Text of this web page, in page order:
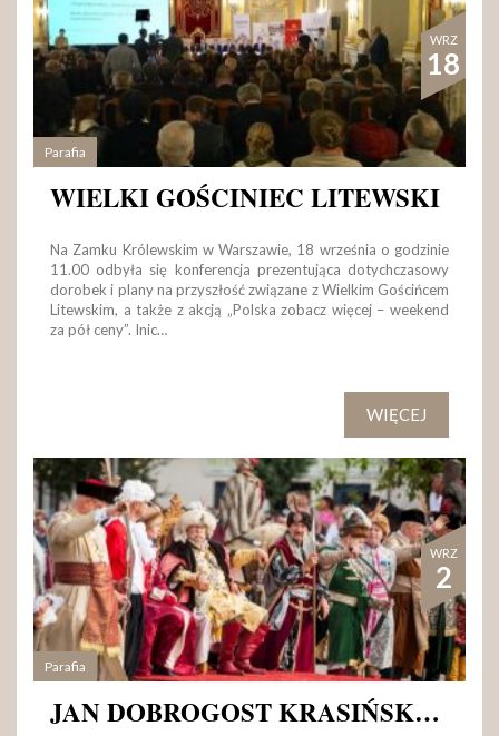
WRZ
18
Parafia
WIELKI GOŚCINIEC LITEWSKI
Na Zamku Królewskim w Warszawie, 18 września o godzinie
11.00 odbyła się konferencja prezentująca dotychczasowy
dorobek i plany na przyszłość związane z Wielkim Gościńcem
Litewskim, a także z akcją „Polska zobacz więcej – weekend
za pół ceny”. Inic…
WIĘCEJ
WRZ
2
Parafia
JAN DOBROGOST KRASIŃSKI I ARTYŚCI